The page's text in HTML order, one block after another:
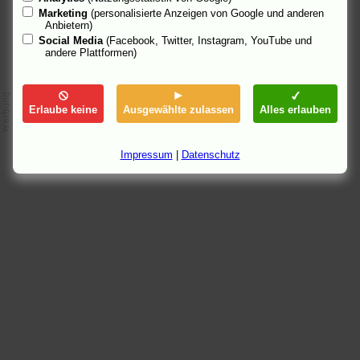
Marketing (personalisierte Anzeigen von Google und anderen
Anbietern)
Social Media (Facebook, Twitter, Instagram, YouTube und
andere Plattformen)
Erlaube keine Ausgewählte zulassen Alles erlauben
Impressum Datenschutz